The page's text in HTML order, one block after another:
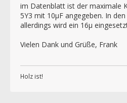
im Datenblatt ist der maximale
5Y3 mit 10µF angegeben. In
allerdings wird ein 16µ
Vielen Dank und Grüße, Frank
Holz ist!